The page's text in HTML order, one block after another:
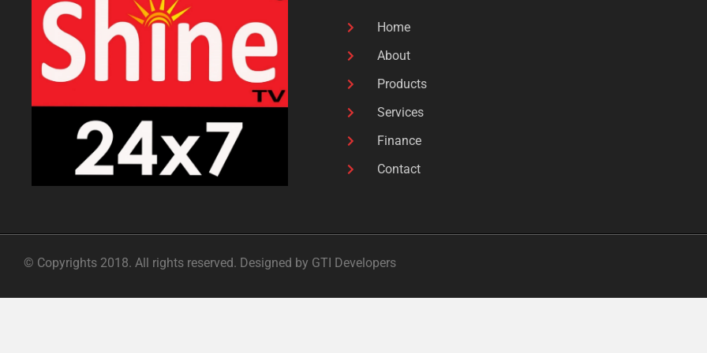
Home
About
Products
Services
Finance
Contact
© Copyrights 2018. All rights reserved. Designed by GTI Developers